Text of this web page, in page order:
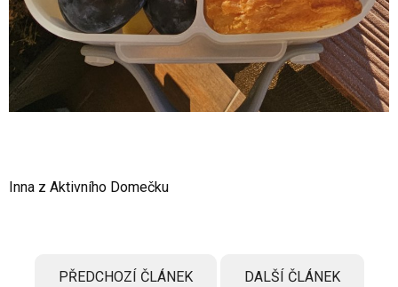
Inna z Aktivního Domečku
PŘEDCHOZÍ ČLÁNEK DALŠÍ ČLÁNEK